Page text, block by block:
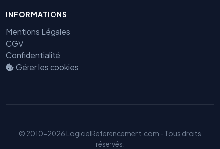
INFORMATIONS
Mentions Légales
CGV
Confidentialité
Gérer les cookies
© 2010-2026 LogicielReferencement.com - Tous droits
réservés.
GEO